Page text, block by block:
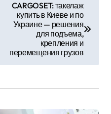
CARGOSET: такелаж
купить в Киеве и по
Украине — решения
для подъема,
крепления и
перемещения грузов